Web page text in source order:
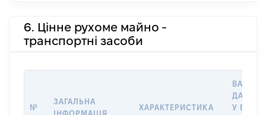
6. Цінне рухоме майно -
транспортні засоби
№
ЗАГАЛЬНА
ІНФОРМАЦІЯ
ХАРАКТЕРИСТИКА
ДАТУ
У